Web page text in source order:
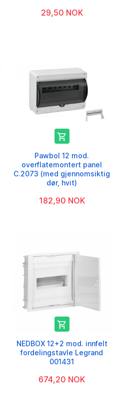
29,50 NOK

Pawbol 12 mod.
overflatemontert panel
C.2073 (med gjennomsiktig
dør, hvit)
182,90 NOK

NEDBOX 12+2 mod. innfelt
fordelingstavle Legrand
001431
674,20 NOK